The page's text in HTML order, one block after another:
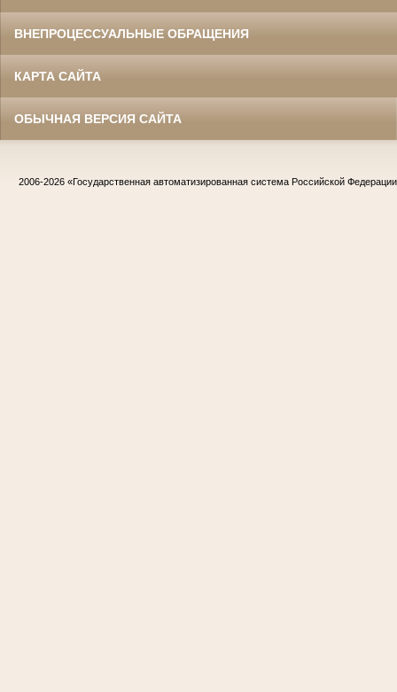
ВНЕПРОЦЕССУАЛЬНЫЕ ОБРАЩЕНИЯ
КАРТА САЙТА
ОБЫЧНАЯ ВЕРСИЯ САЙТА
2006-2026 «Государственная автоматизированная система Российской